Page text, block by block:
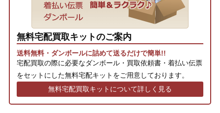
無料宅配買取キットのご案内
送料無料・ダンボールに詰めて送るだけで簡単!!
宅配買取の際に必要なダンボール・買取依頼書・着払い伝票
をセットにした無料宅配キットをご用意しております。
無料宅配買取キットについて詳しく見る